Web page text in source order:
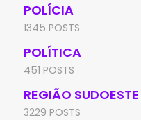
POLÍCIA
1345 POSTS
POLÍTICA
451 POSTS
REGIÃO SUDOESTE
3229 POSTS